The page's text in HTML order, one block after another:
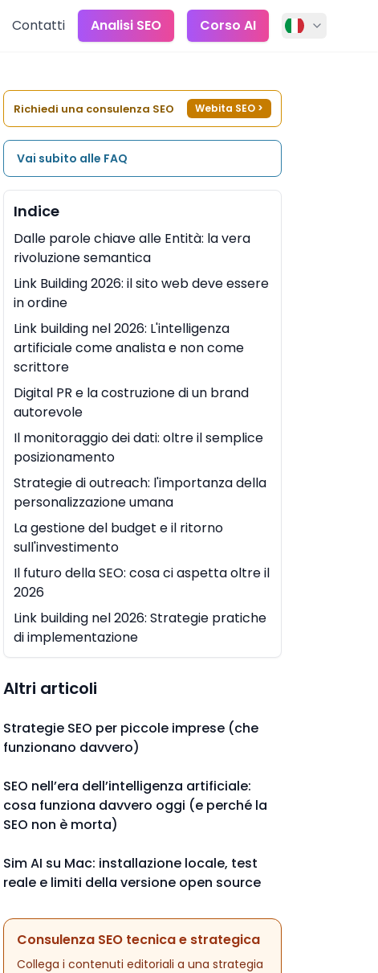
Contatti Analisi SEO Corso AI
Richiedi una consulenza SEO Webita SEO >
Vai subito alle FAQ
Indice
Dalle parole chiave alle Entità: la vera
rivoluzione semantica
Link Building 2026: il sito web deve essere
in ordine
Link building nel 2026: L'intelligenza
artificiale come analista e non come
scrittore
Digital PR e la costruzione di un brand
autorevole
Il monitoraggio dei dati: oltre il semplice
posizionamento
Strategie di outreach: l'importanza della
personalizzazione umana
La gestione del budget e il ritorno
sull'investimento
Il futuro della SEO: cosa ci aspetta oltre il
2026
Link building nel 2026: Strategie pratiche
di implementazione
Altri articoli
Strategie SEO per piccole imprese (che
funzionano davvero)
SEO nell’era dell’intelligenza artificiale:
cosa funziona davvero oggi (e perché la
SEO non è morta)
Sim AI su Mac: installazione locale, test
reale e limiti della versione open source
Consulenza SEO tecnica e strategica
Collega i contenuti editoriali a una strategia